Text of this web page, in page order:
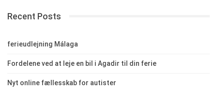
Recent Posts
ferieudlejning Málaga
Fordelene ved at leje en bil i Agadir til din ferie
Nyt online fællesskab for autister